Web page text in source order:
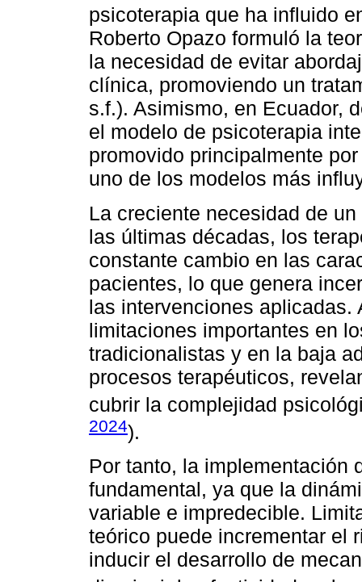
psicoterapia que ha influido
Roberto Opazo formuló la
la necesidad de evitar
clínica, promoviendo un
s.f.). Asimismo, en Ecuador,
el modelo de psicoterapia
promovido principalmente
uno de los modelos más
La creciente necesidad de
las últimas décadas, los
constante cambio en las
pacientes, lo que genera
las intervenciones aplicadas.
limitaciones importantes en
tradicionalistas y en la baja
procesos terapéuticos,
cubrir la complejidad
2024).
Por tanto, la implementación
fundamental, ya que la
variable e impredecible.
teórico puede incrementar el
inducir el desarrollo de